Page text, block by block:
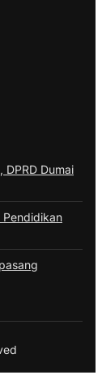
DPRD Dumai
Pendidikan